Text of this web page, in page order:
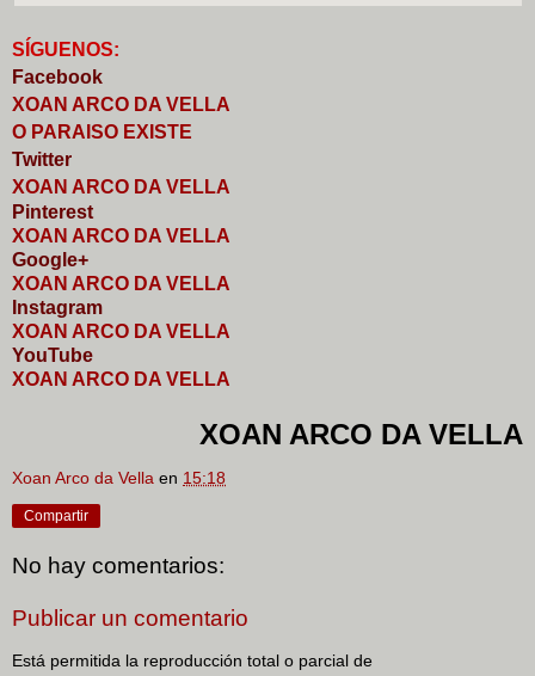
S GUENOS:
Facebook
XOAN ARCO DA VELLA
O PARAISO EXISTE
Twitter
XOAN ARCO DA VELLA
Pinterest
XOAN ARCO DA VELLA
Google+
XOAN ARCO DA VELLA
nstagram
XOAN ARCO DA VELLA
YouTube
XOAN ARCO DA VELLA
XOAN ARCO DA VELLA
Xoan Arco da Vella en 15:18
Compartir
No hay comentarios:
Publicar un comentario
Está permitida la reproducción total o parcial de